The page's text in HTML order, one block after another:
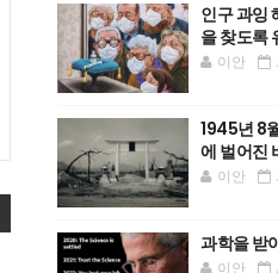
인구 과잉
을 찾도록
이안
1945년 8
에 벌어진
이안
과학을 받
이안